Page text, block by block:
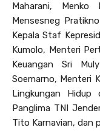
Maharani, Menko
Mensesneg
Kepala Staf
Kumolo, Menteri
Keuangan Sri
Soemarno, Menteri
Lingkungan Hidup
Panglima TNI
Tito Karnavian, dan